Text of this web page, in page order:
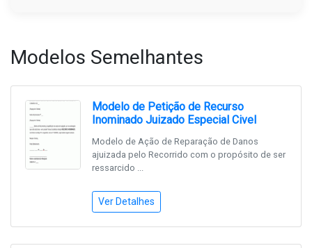
Modelos Semelhantes
Modelo de Petição de Recurso
Inominado Juizado Especial Civel
Modelo de Ação de Reparação de Danos
ajuizada pelo Recorrido com o propósito de ser
ressarcido ...
Ver Detalhes